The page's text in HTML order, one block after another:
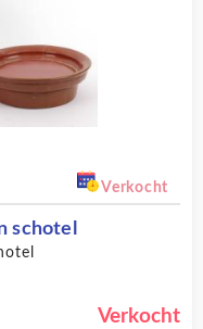
Verkocht
schotel
Verkocht